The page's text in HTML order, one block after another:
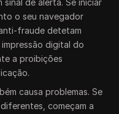
sinal de alerta. Se iniciar
o seu navegador
fraude detetam
digital do
a proibições
causa problemas. Se
começam a